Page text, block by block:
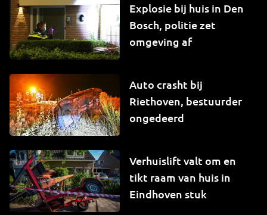
Explosie bij huis in Den
Bosch, politie zet
omgeving af
Auto crasht bij
Riethoven, bestuurder
ongedeerd
Verhuislift valt om en
tikt raam van huis in
Eindhoven stuk